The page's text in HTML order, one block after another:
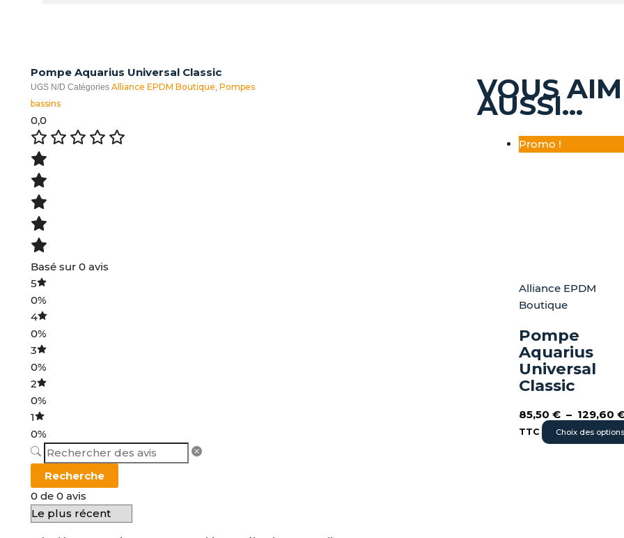
Pompe Aquarius Universal Classic
UGS N/DCatégories Alliance EPDM Boutique, Pompes
bassins
0,0
Basé sur 0 avis
5
0%
4
0%
3
0%
2
0%
1
0%
Recherche
0 de 0 avis
VOUS
AUSSI…
Promo !
Alliance EPDM
Boutique
Pompe
Aquarius
Universal
Classic
85,50€ – 129,60
TTC Choix des options